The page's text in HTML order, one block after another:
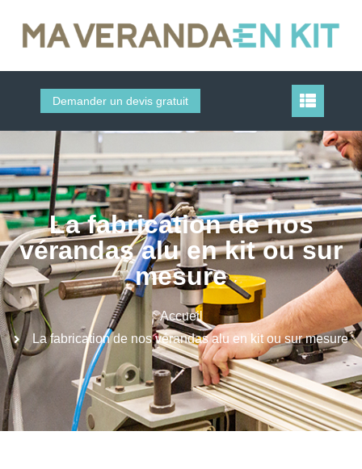
Demander un devis gratuit
La fabrication de nos
vérandas alu en kit ou sur
mesure
Accueil
La fabrication de nos vérandas alu en kit ou sur mesure